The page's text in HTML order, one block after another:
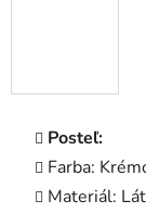
Posteľ:
Farba:
Materiál: